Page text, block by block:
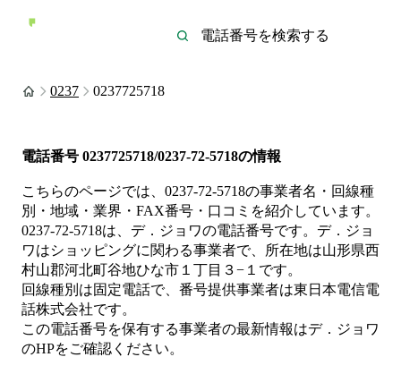
0237 0237725718
電話番号 0237725718/0237-72-5718の情報
こちらのページでは、 0237-72-5718の事業者名・回線種
別・地域・業界・FAX番号・口コミを紹介しています。
0237-72-5718は、 デ．ジョワの電話番号です。 デ．ジョ
ワはショッピングに関わる事業者で、所在地は山形県西
村山郡河北町谷地ひな市１丁目３−１ です。
回線種別は固定電話で、番号提供事業者は東日本電信電
話株式会社です。
この電話番号を保有する事業者の最新情報はデ．ジョワ
のHPをご確認ください。